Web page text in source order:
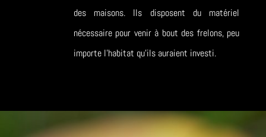
des maisons. Ils disposent du matériel
nécessaire pour venir à bout des frelons, peu
importe l’habitat qu’ils auraient investi.